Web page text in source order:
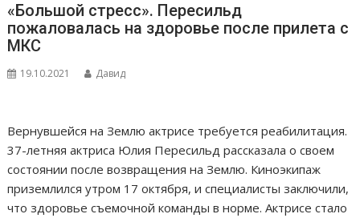
«Большой стресс». Пересильд
пожаловалась на здоровье после прилета с
МКС
19.10.2021 Давид
Вернувшейся на Землю актрисе требуется реабилитация.
37-летняя актриса Юлия Пересильд рассказала о своем
состоянии после возвращения на Землю. Киноэкипаж
приземлился утром 17 октября, и специалисты заключили,
что здоровье съемочной команды в норме. Актрисе стало